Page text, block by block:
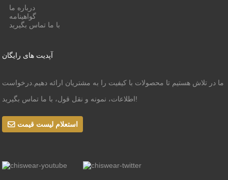
درباره ما
گواهینامه
با ما تماس بگیرید
آپدیت های رایگان
ما در تلاش هستیم تا محصولات با کیفیت را به مشتریان ارائه دهیم.درخواست
اطلاعات، نمونه و نقل قول، با ما تماس بگیرید!
استعلام لیست قیمت